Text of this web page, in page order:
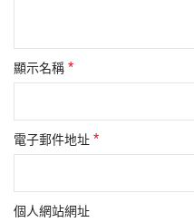
顯示名稱 *
電子郵件地址 *
個人網站網址